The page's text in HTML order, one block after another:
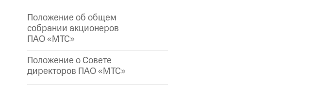
Положение об общем
собрании акционеров
ПАО «МТС»
Положение о Совете
директоров ПАО «МТС»